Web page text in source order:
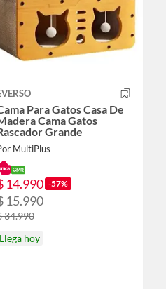
Para Gatos Casa De
Cama Gatos
Grande
MultiPlus
14.990 -57%
15.990
34.990
Llega hoy